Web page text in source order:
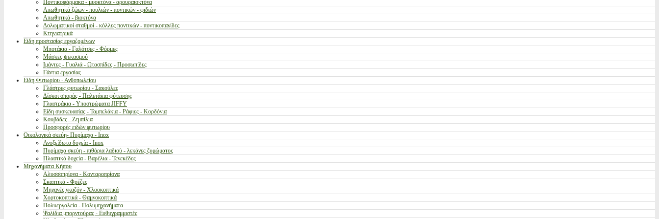
Ποντικοφάρμακα - μυοκτόνα - αρουραιοκτόνα
Απωθητικά ζώων - πουλιών - ποντικών - φιδιών
Απωθητικά - βιοκτόνα
Δολωματικοί σταθμοί - κόλλες ποντικών - ποντικοπαγίδες
Κτηνιατρικά
Είδη προστασίας εργαζομένων
Μποτάκια - Γαλότσες - Φόρμες
Μάσκες ψεκασμού
Ιμάντες - Γυαλιά - Ωτασπίδες - Προσωπίδες
Γάντια εργασίας
Είδη Φυτωρίου - Ανθοπωλείου
Γλάστρες φυτωρίου - Σακούλες
Δίσκοι σποράς - Παλετάκια φύτευσης
Γλαστράκια - Υποστρώματα JIFFY
Είδη συσκευασίας - Ταμπελάκια - Ράφιες - Κορδόνια
Κουβάδες - Ζεμπίλια
Προσφορές ειδών φυτωρίου
Οικολογικά σκεύη- Πυρίμαχα - Inox
Ανοξείδωτα δοχεία - Inox
Πυρίμαχα σκεύη - πιθάρια λαδιού - λεκάνες ζυμώματος
Πλαστικά δοχεία - Βαρέλια - Τενεκέδες
Μηχανήματα Κήπου
Αλυσσοπρίονα - Κονταροπρίονα
Σκαπτικά - Φρέζες
Μηχανές γκαζόν - Χλοοκοπτικά
Χορτοκοπτικά - Θαμνοκοπτικά
Πολυεργαλεία - Πολυμηχανήματα
Ψαλίδια μπορντούρας - Ευθυγραμμιστές